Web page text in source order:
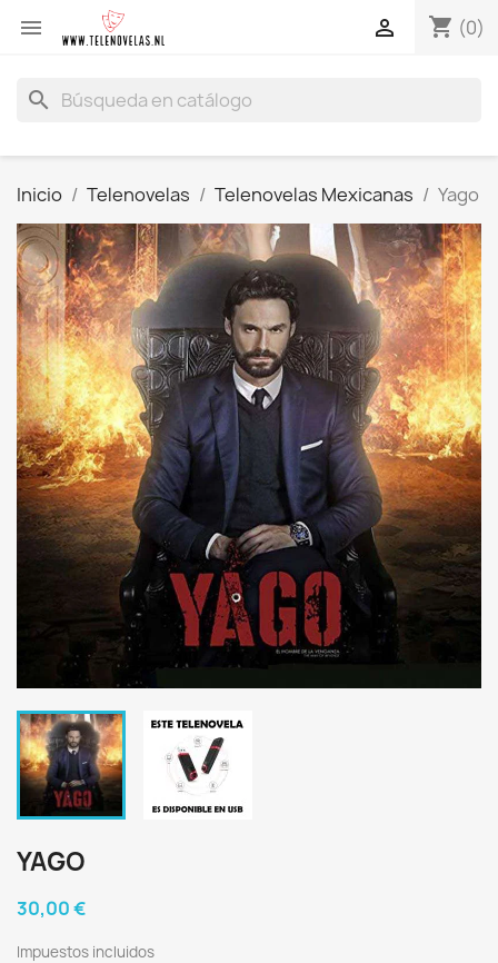
 shopping_cart (0)

search
Inicio Telenovelas Telenovelas Mexicanas Yago
YAGO
30,00 €
Impuestos incluidos